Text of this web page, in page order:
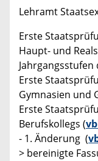
Lehramt
Erste
Haupt- und
Erste
Gymnasien und
Erste
Berufskollegs (
- 1. Änderung (
> bereinigte